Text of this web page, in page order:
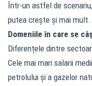
Într-un astfel de
putea crește și mai mult.
Domeniile în care se
Diferențele dintre
Cele mai mari salarii
petrolului și a gazelor